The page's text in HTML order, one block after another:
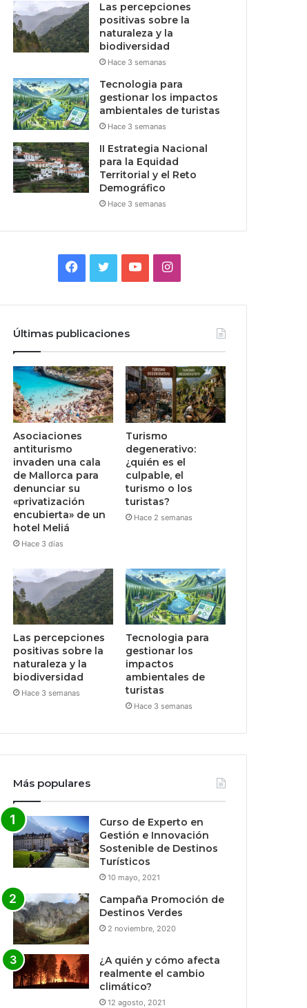
Las percepciones
positivas sobre la
naturaleza y la
biodiversidad
Hace 3 semanas
Tecnologia para
gestionar los impactos
ambientales de turistas
Hace 3 semanas
II Estrategia Nacional
para la Equidad
Territorial y el Reto
Demográfico
Hace 3 semanas
Facebook
TwitterYouTubeInstagram
Últimas publicaciones
Asociaciones
antiturismo
invaden una cala
de Mallorca para
denunciar su
«privatización
encubierta» de un
hotel Meliá
Hace 3 días
Turismo
degenerativo:
¿quién es el
culpable, el
turismo o los
turistas?
Hace 2 semanas
Las percepciones
positivas sobre la
naturaleza y la
biodiversidad
Hace 3 semanas
Tecnologia para
gestionar los
impactos
ambientales de
turistas
Hace 3 semanas
Más populares
Curso de Experto en
Gestión e Innovación
Sostenible de Destinos
Turísticos
10 mayo, 2021
Campaña Promoción de
Destinos Verdes
2 noviembre, 2020
¿A quién y cómo afecta
realmente el cambio
climático?
12 agosto, 2021